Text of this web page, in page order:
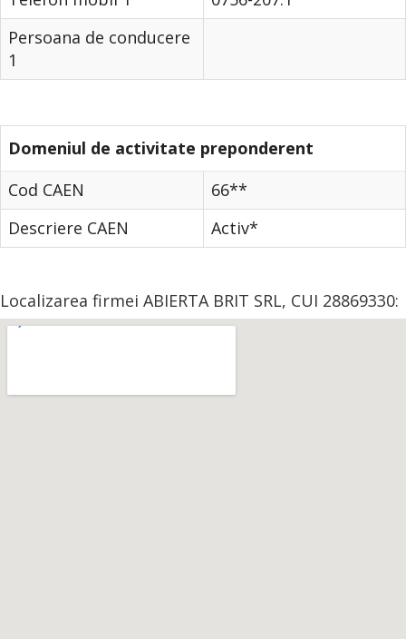
Persoana de conducere
1
Domeniul de activitate preponderent
Cod CAEN
66**
Descriere CAEN
Activ*
Localizarea firmei ABIERTA BRIT SRL, CUI 28869330: